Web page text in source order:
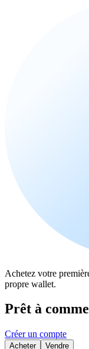
Achetez votre
propre wallet.
Prêt à
Créer un compte
Acheter Vendre